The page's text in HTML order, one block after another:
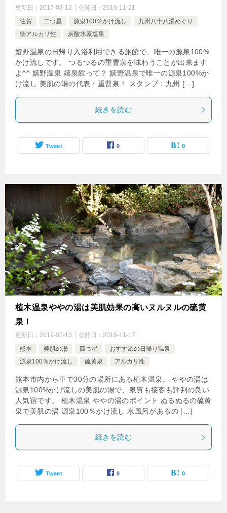
更新日： 2017-09-12 公開日： 2016-11-21
佐賀
二つ星 源泉100％かけ流し
九州八十八湯めぐり
弱アルカリ性
炭酸水素塩泉
嬉野温泉の日帰り入浴利用できる旅館で、唯一の源泉100%
かけ流しです。 つるつるの重曹泉を味わうことが出来ます
よ^^ 嬉野温泉 嬉泉館って？ 嬉野温泉で唯一の源泉100%か
け流し 美肌の湯の代表・重曹泉！ スタンプ：九州 […]
続きを読む
Tweet 0 0
植木温泉ややの湯は美肌効果の高いヌルヌルの硫黄
泉！
更新日： 2019-07-13 公開日： 2016-11-17
熊本
美肌の湯 四つ星
おすすめの日帰り温泉
源泉100％かけ流し
硫黄泉 アルカリ性
熊本市内から車で30分の場所にある植木温泉。 ややの湯は
源泉100%かけ流しの美肌の湯で、泉質も接客も評判の良い
人気宿です。 植木温泉 ややの湯のポイント ぬるぬるの硫黄
泉で美肌の湯 源泉100％かけ流し 水風呂があるの […]
続きを読む
Tweet 0 0